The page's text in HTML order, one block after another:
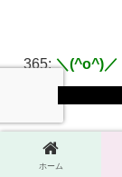
365:＼(^o^)／
>>361
終了しました。
ホーム